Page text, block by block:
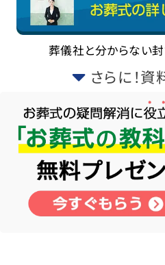
葬儀社と分からない
さらに！